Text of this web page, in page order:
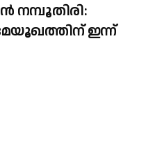
നമ്പൂതിരി:
ഇന്ന്